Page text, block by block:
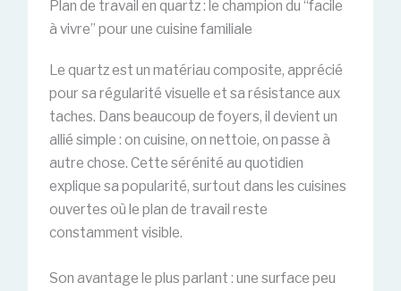
Plan de travail en quartz : le champion du “facile
à vivre” pour une cuisine familiale
Le quartz est un matériau composite, apprécié
pour sa régularité visuelle et sa résistance aux
taches. Dans beaucoup de foyers, il devient un
allié simple : on cuisine, on nettoie, on passe à
autre chose. Cette sérénité au quotidien
explique sa popularité, surtout dans les cuisines
ouvertes où le plan de travail reste
constamment visible.
Son avantage le plus parlant : une surface peu